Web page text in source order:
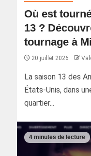
Où est
13 ?
tournage à
20 juillet 2026
La saison 13 des
États-Unis, dans
quartier...
4 minutes de lecture